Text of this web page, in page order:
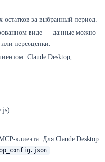
остатков за выбранный период.
виде — данные можно
или переоценки.
Claude Desktop,
клиента. Для Claude Desktop
: